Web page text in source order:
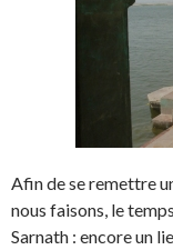
Afin de se remettre
nous faisons, le
Sarnath : encore un